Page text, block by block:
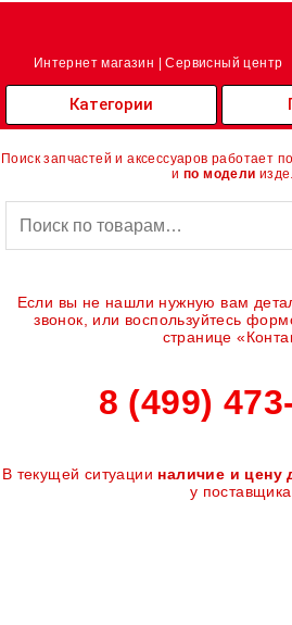
Перейти
Интернет магазин | Сервисный центр
Категории
Поиск запчастей и аксессуаров работает по
и по модели
Если вы не нашли нужную вам
звонок, или воспользуйтесь
странице
8 (499)
В текущей ситуации наличие и цену
у